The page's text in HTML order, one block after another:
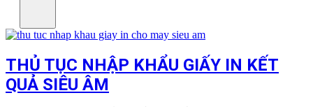
THỦ TỤC NHẬP KHẨU GIẤY IN KẾT
QUẢ SIÊU ÂM